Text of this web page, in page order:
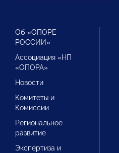
Об «ОПОРЕ
РОССИИ»
Ассоциация «НП
«ОПОРА»
Новости
Комитеты и
Комиссии
Региональное
развитие
Экспертиза и